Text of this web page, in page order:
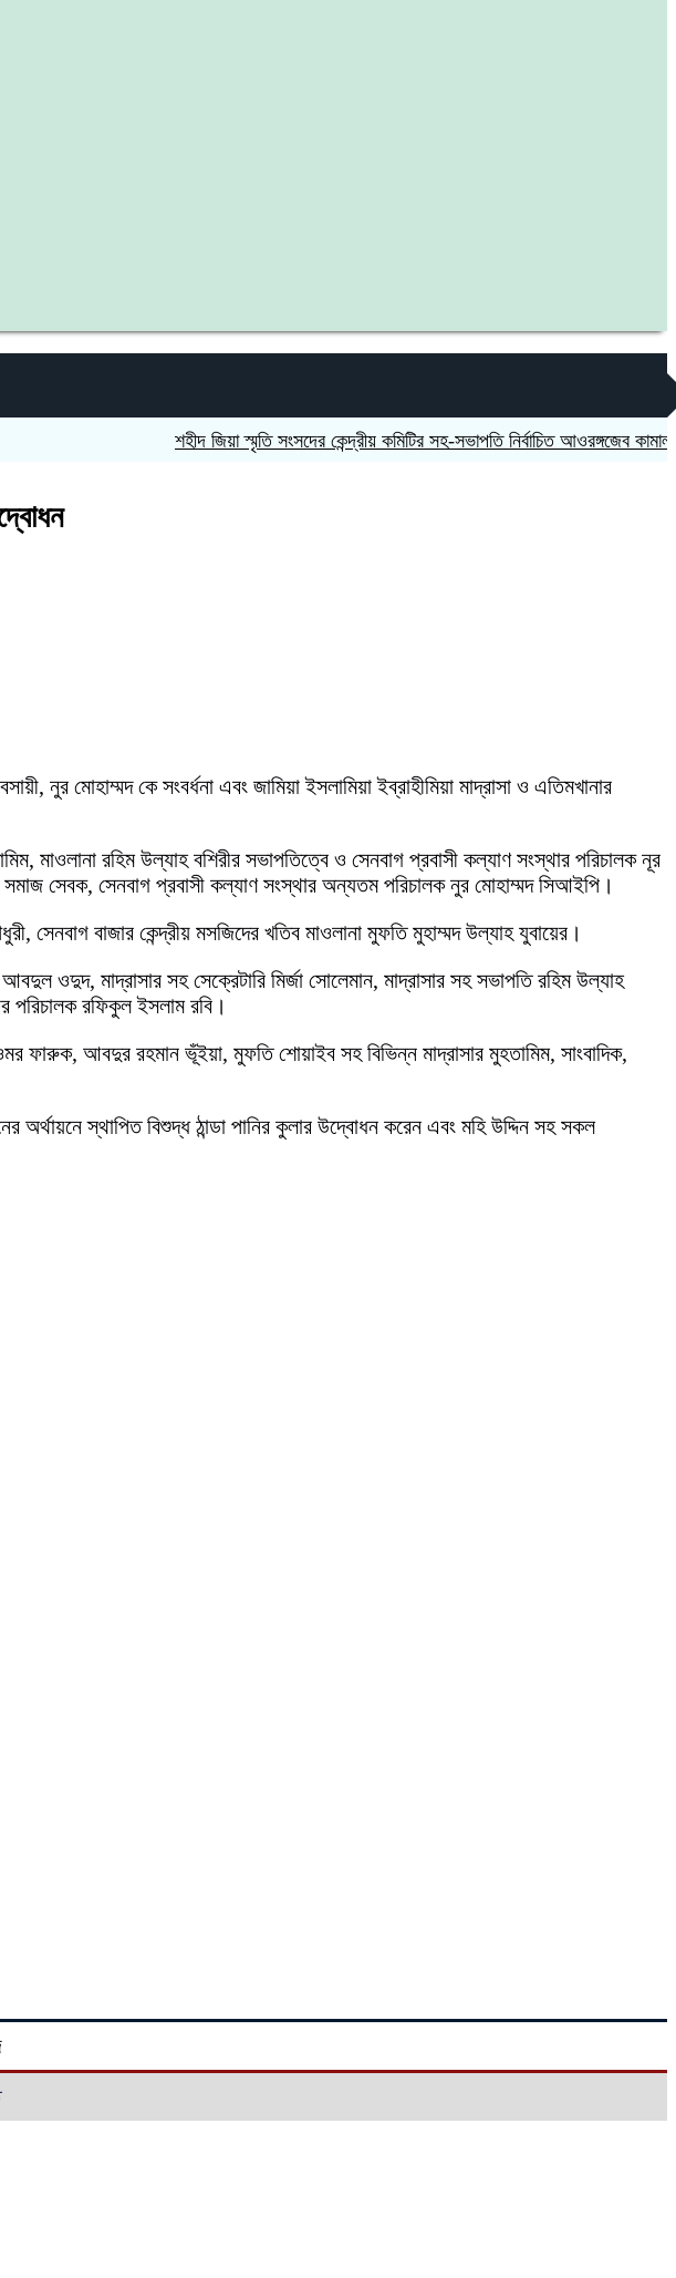
শহীদ জিয়া স্মৃতি সংসদের কেন্দ্রীয় কমিটির সহ-সভাপতি নির্বাচিত আওরঙ্গজেব কামাল
নুর মোহাম্মদ কে সংবর্ধনা এবং জামিয়া ইসলামিয়া ইব্রাহীমিয়া মাদ্রাসা ও এতিমখানার
মাওলানা রহিম উল্যাহ বশিরীর সভাপতিত্বে ও সেনবাগ প্রবাসী কল্যাণ সংস্থার পরিচালক নূর
সমাজ সেবক, সেনবাগ প্রবাসী কল্যাণ সংস্থার অন্যতম পরিচালক নুর মোহাম্মদ সিআইপি।
বাজার কেন্দ্রীয় মসজিদের খতিব মাওলানা মুফতি মুহাম্মদ উল্যাহ যুবায়ের।
ওদুদ, মাদ্রাসার সহ সেক্রেটারি মির্জা সোলেমান, মাদ্রাসার সহ সভাপতি রহিম উল্যাহ
পরিচালক রফিকুল ইসলাম রবি।
ফারুক, আবদুর রহমান ভূঁইয়া, মুফতি শোয়াইব সহ বিভিন্ন মাদ্রাসার মুহতামিম, সাংবাদিক,
অর্থায়নে স্থাপিত বিশুদ্ধ ঠান্ডা পানির কুলার উদ্বোধন করেন এবং মহি উদ্দিন সহ সকল